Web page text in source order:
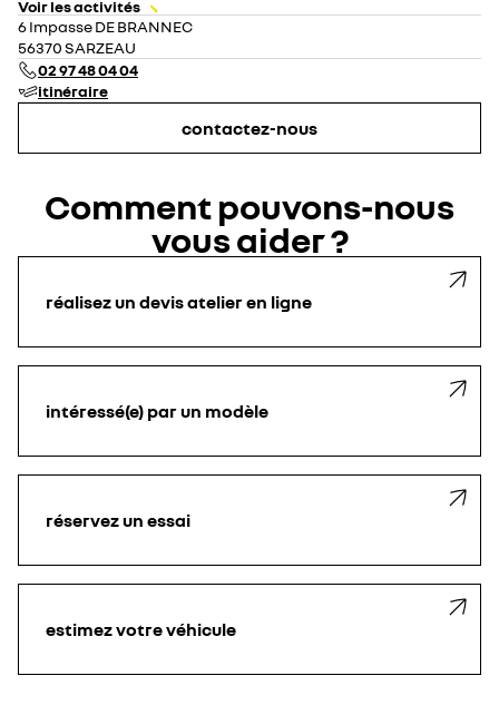
lundi
mardi
mercredi
jeudi
vendredi
Voir les activités
6 Impasse DE BRANNEC
56370 SARZEAU
02 97 48 04 04
itinéraire
contactez-nous
Comment pouvons-nous
vous aider ?
réalisez un devis atelier en ligne
intéressé(e) par un modèle
réservez un essai
estimez votre véhicule